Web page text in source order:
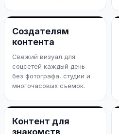
Создателям
контента
Свежий визуал для
соцсетей каждый день —
без фотографа, студии и
многочасовых съемок.
Контент для
знакомств